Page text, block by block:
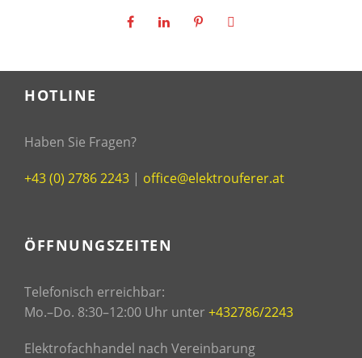
HOTLINE
Haben Sie Fragen?
+43 (0) 2786 2243 | office@elektrouferer.at
ÖFFNUNGSZEITEN
Telefonisch erreichbar:
Mo.–Do. 8:30–12:00 Uhr unter +432786/2243
Elektrofachhandel nach Vereinbarung